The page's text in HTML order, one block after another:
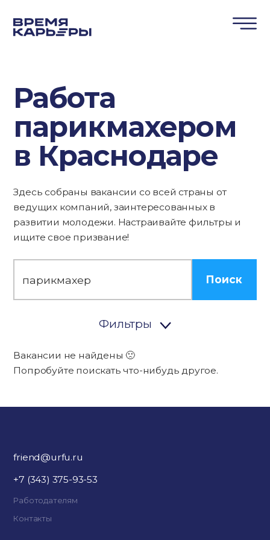
Работа
парикмахером
в Краснодаре
Здесь собраны вакансии со всей страны от
ведущих компаний, заинтересованных в
развитии молодежи. Настраивайте фильтры и
ищите свое призвание!
Поиск
Фильтры
Вакансии не найдены 🙁
Попробуйте поискать что-нибудь другое.
friend@urfu.ru
+7 (343) 375-93-53
Работодателям
Контакты